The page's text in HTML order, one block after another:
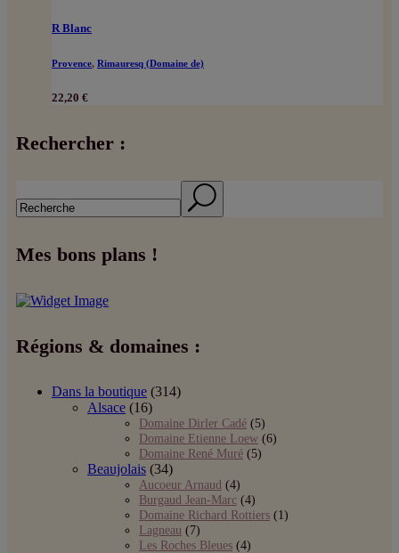
R Blanc
Provence, Rimauresq (Domaine de)
22,20 €
Rechercher :
Mes bons plans !
Régions & domaines :
Dans la boutique (314)
Alsace (16)
Domaine Dirler Cadé (5)
Domaine Etienne Loew (6)
Domaine René Muré (5)
Beaujolais (34)
Aucoeur Arnaud (4)
Burgaud Jean-Marc (4)
Domaine Richard Rottiers (1)
Lagneau (7)
Les Roches Bleues (4)